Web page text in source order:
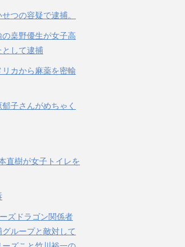
つの容疑で逮捕。
桒野優生が女子高
として逮捕
カから麻薬を密輸
子さんがめちゃく
直樹が女子トイレを
ズドラゴン関係者
ループと敵対して